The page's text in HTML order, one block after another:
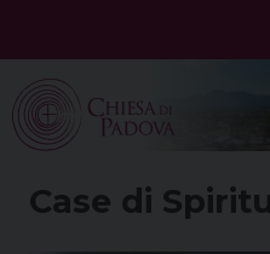
Case di